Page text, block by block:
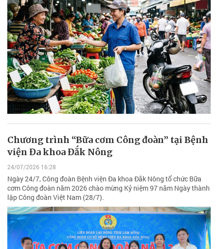
Chương trình “Bữa cơm Công đoàn” tại Bệnh
viện Đa khoa Đắk Nông
24/07/2026 16:28
Ngày 24/7, Công đoàn Bệnh viện Đa khoa Đắk Nông tổ chức Bữa
cơm Công đoàn năm 2026 chào mừng Kỷ niệm 97 năm Ngày thành
lập Công đoàn Việt Nam (28/7).